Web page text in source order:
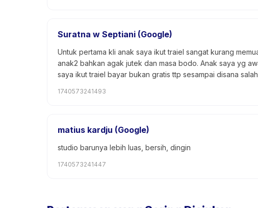
Suratna w Septiani (Google)
Untuk pertama kli anak saya ikut traiel sangat kurang
anak2 bahkan agak jutek dan masa bodo. Anak saya yg
saya ikut traiel bayar bukan gratis ttp sesampai disana
1740573241493
matius kardju (Google)
studio barunya lebih luas, bersih, dingin
1740573241447